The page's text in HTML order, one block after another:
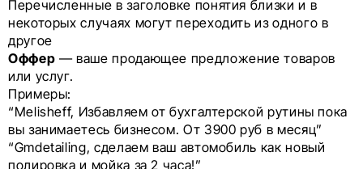
Перечисленные в заголовке понятия близки и в
некоторых случаях могут переходить из одного в
другое
Оффер — ваше продающее предложение товаров
или услуг.
Примеры:
“Melisheff, Избавляем от бухгалтерской рутины пока
вы занимаетесь бизнесом. От 3900 руб в месяц”
“Gmdetailing, cделаем ваш автомобиль как новый
полировка и мойка за 2 часа!”